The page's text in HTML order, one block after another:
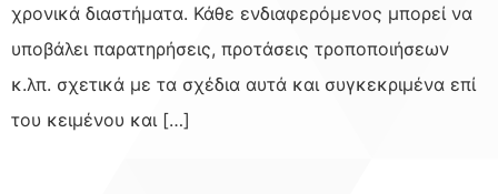
χρονικά διαστήματα. Κάθε ενδιαφερόμενος μπορεί να
υποβάλει παρατηρήσεις, προτάσεις τροποποιήσεων
κ.λπ. σχετικά με τα σχέδια αυτά και συγκεκριμένα επί
του κειμένου και […]